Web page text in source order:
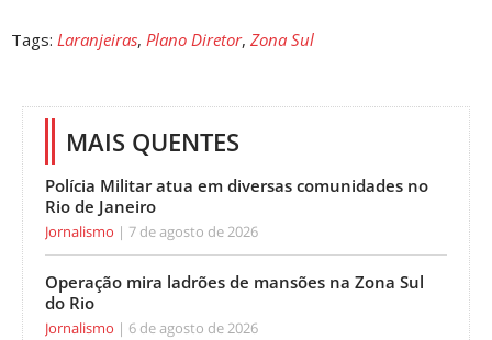
Tags: Laranjeiras, Plano Diretor, Zona Sul
MAIS QUENTES
Polícia Militar atua em diversas comunidades no
Rio de Janeiro
Jornalismo 7 de agosto de 2026
Operação mira ladrões de mansões na Zona Sul
do Rio
Jornalismo 6 de agosto de 2026